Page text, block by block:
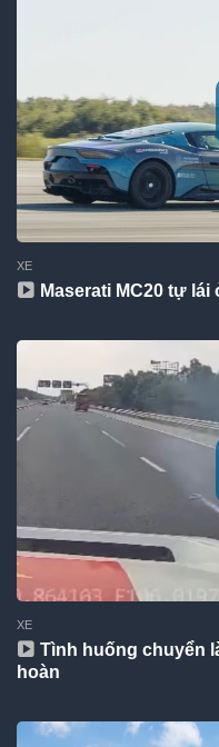
XE
Maserati MC20 tự lái
XE
Tình huống chuyển
hoàn